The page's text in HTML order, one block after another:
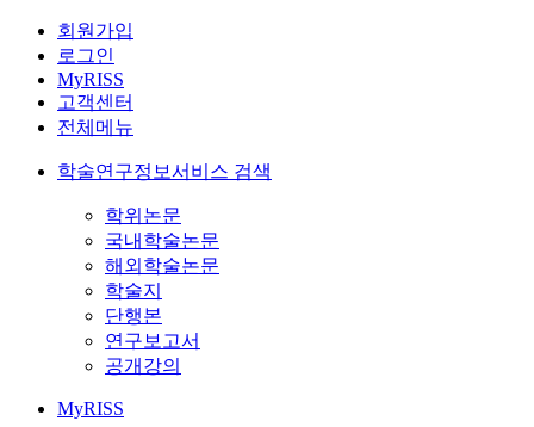
회원가입
로그인
MyRISS
고객센터
전체메뉴
학술연구정보서비스 검색
학위논문
국내학술논문
해외학술논문
학술지
단행본
연구보고서
공개강의
MyRISS